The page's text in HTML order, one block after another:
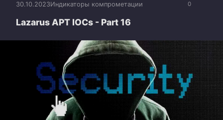
0
30.10.2023Индикаторы компрометации
Lazarus APT IOCs - Part 16